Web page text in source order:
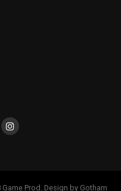
Prod. Design by Gotham